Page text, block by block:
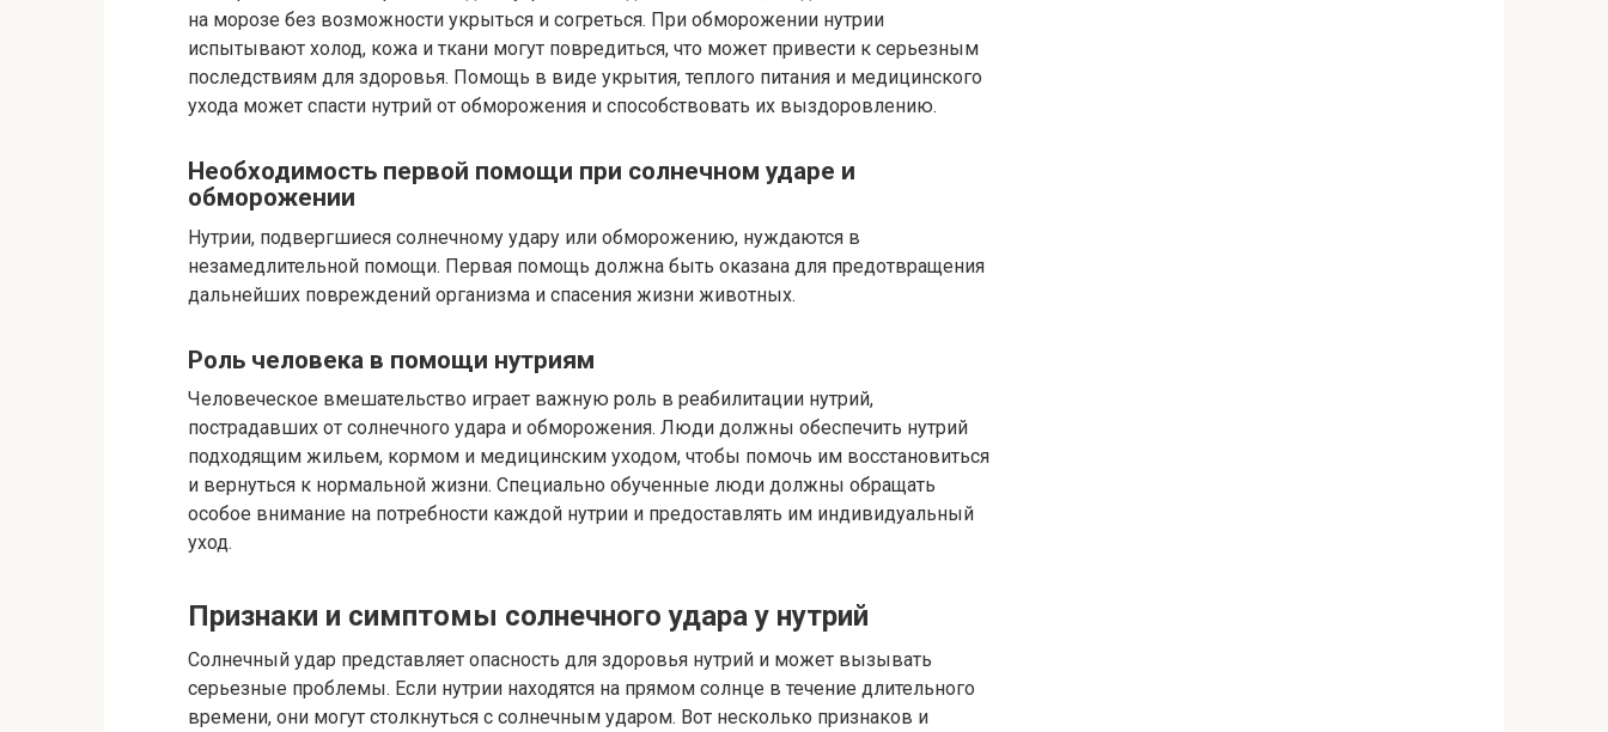
на морозе без возможности укрыться и согреться. При обморожении нутрии
испытывают холод, кожа и ткани могут повредиться, что может привести к серьезным
последствиям для здоровья. Помощь в виде укрытия, теплого питания и медицинского
ухода может спасти нутрий от обморожения и способствовать их выздоровлению.
Необходимость первой помощи при солнечном ударе и
обморожении
Нутрии, подвергшиеся солнечному удару или обморожению, нуждаются в
незамедлительной помощи. Первая помощь должна быть оказана для предотвращения
дальнейших повреждений организма и спасения жизни животных.
Роль человека в помощи нутриям
Человеческое вмешательство играет важную роль в реабилитации нутрий,
пострадавших от солнечного удара и обморожения. Люди должны обеспечить нутрий
подходящим жильем, кормом и медицинским уходом, чтобы помочь им восстановиться
и вернуться к нормальной жизни. Специально обученные люди должны обращать
особое внимание на потребности каждой нутрии и предоставлять им индивидуальный
уход.
Признаки и симптомы солнечного удара у нутрий
Солнечный удар представляет опасность для здоровья нутрий и может вызывать
серьезные проблемы. Если нутрии находятся на прямом солнце в течение длительного
времени, они могут столкнуться с солнечным ударом. Вот несколько признаков и